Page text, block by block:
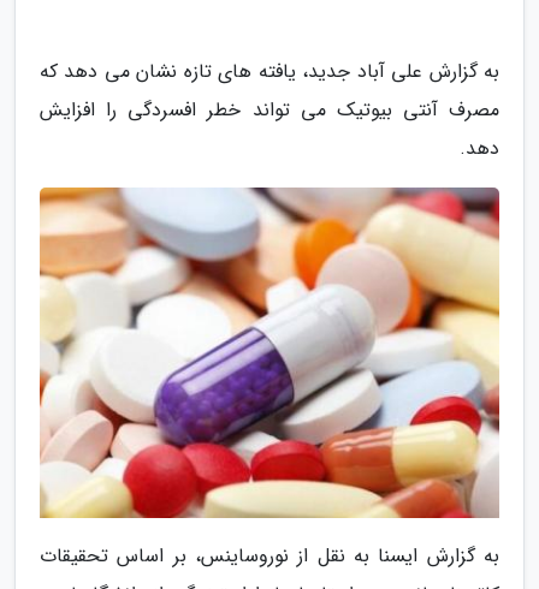
به گزارش علی آباد جدید، یافته های تازه نشان می دهد که
مصرف آنتی بیوتیک می تواند خطر افسردگی را افزایش
دهد.
به گزارش ایسنا به نقل از نوروساینس، بر اساس تحقیقات